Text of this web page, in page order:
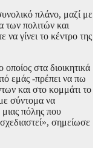
πλάνο, μαζί με
των πολιτών και
γίνει το κέντρο της
στα διοικητικά
εμάς -πρέπει να πω
και στο κομμάτι το
σύντομα να
πόλης που
σημείωσε